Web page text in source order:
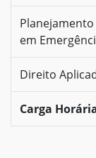
em
Direito
Carga